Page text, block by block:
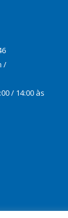
/
/ 14:00 às